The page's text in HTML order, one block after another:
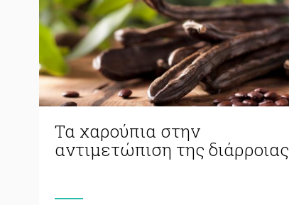
Τα χαρούπια στην
αντιμετώπιση της διάρροιας